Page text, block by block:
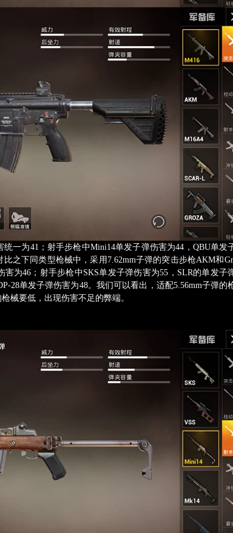
为41；射手步枪中Mini14单发子弹伤害为44，QBU单发
之下同类型枪械中，采用7.62mm子弹的突击步枪AKM和
为46；射手步枪中SKS单发子弹伤害为55，SLR的单发子
28单发子弹伤害为48。我们可以看出，适配5.56mm子弹的
械要低，出现伤害不足的弊端。